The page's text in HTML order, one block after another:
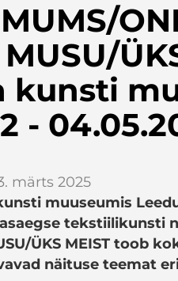
kunsti
-
märts 2025
muuseumis
tekstiilikunsti
ÜKS MEIST toob
näituse teemat